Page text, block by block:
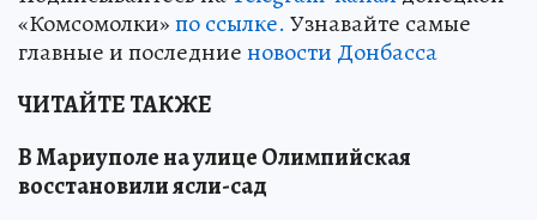
«Комсомолки»по ссылке. Узнавайте самые
главные и последниеновости Донбасса
ЧИТАЙТЕ ТАКЖЕ
В Мариуполе на улице Олимпийская
восстановили ясли-сад